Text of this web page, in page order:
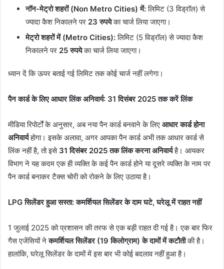
नॉन-मेट्रो शहरों (Non Metro Cities) में:लिमिट (3 विड्रॉल) से
ज्यादा कैश निकालने पर 23 रुपयेका चार्ज लिया जाएगा।
मेट्रो शहरों में (Metro Cities):लिमिट (5 विड्रॉल) से ज्यादा कैश
निकालने पर 25 रुपयेका चार्ज लिया जाएगा।
ध्यान दें कि ऊपर बताई गई लिमिट तक कोई चार्ज नहीं लगेगा।
पैन कार्ड के लिए आधार लिंक अनिवार्य: 31 दिसंबर 2025 तक करें लिंक
मीडिया रिपोर्टों के अनुसार, अब नया पैन कार्ड बनवाने के लिए आधार कार्ड होना
अनिवार्यहोगा। इसके अलावा, अगर आपका पैन कार्ड अभी तक आधार कार्ड से
लिंक नहीं है, तो इसे 31 दिसंबर 2025 तक लिंक करना अनिवार्यहै। आयकर
विभाग ने यह कदम एक ही व्यक्ति के कई पैन कार्ड होने या दूसरे व्यक्ति के नाम पर
पैन कार्ड बनाकर टैक्स चोरी को रोकने के लिए उठाया है।
LPG सिलेंडर हुआ सस्ता: कमर्शियल सिलेंडर के दाम घटे, घरेलू में राहत नहीं
1 जुलाई 2025 को प्रशासन की तरफ से एक बड़ी राहत दी गई है। एक बार फिर
गैस एजेंसियों नेकमर्शियल सिलेंडर (19 किलोग्राम) के दामों में कटौतीकी है।
हालांकि, घरेलू सिलेंडर के दामों में इस बार भी कोई बदलाव नहीं हुआ है।